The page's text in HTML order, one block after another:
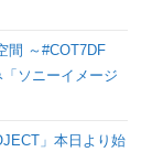
間 ～#COT7DF
ソニーイメージ
」本日より始